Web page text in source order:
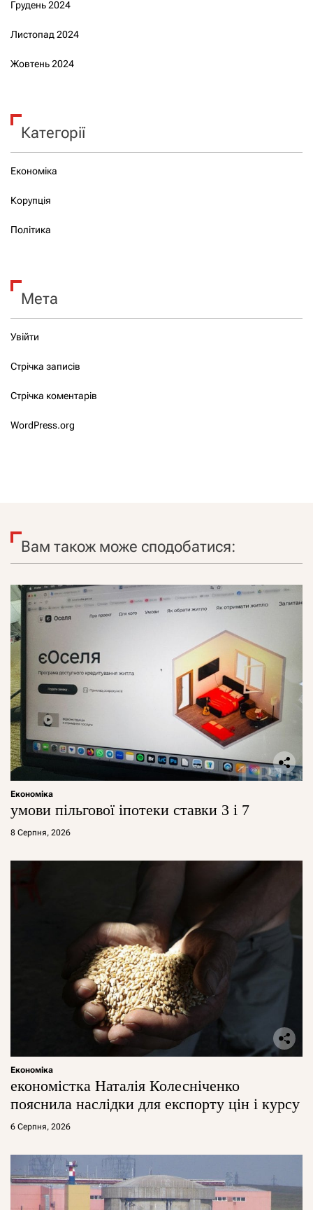
Грудень 2024
Листопад 2024
Жовтень 2024
Категорії
Економіка
Корупція
Політика
Мета
Увійти
Стрічка записів
Стрічка коментарів
WordPress.org
Вам також може сподобатися:
Економіка
умови пільгової іпотеки ставки 3 і 7
8 Серпня, 2026
Економіка
економістка Наталія Колесніченко
пояснила наслідки для експорту цін і курсу
6 Серпня, 2026